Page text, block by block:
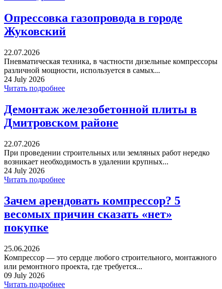
Опрессовка газопровода в городе
Жуковский
22.07.2026
Пневматическая техника, в частности дизельные компрессоры
различной мощности, используется в самых...
24 July 2026
Читать подробнее
Демонтаж железобетонной плиты в
Дмитровском районе
22.07.2026
При проведении строительных или земляных работ нередко
возникает необходимость в удалении крупных...
24 July 2026
Читать подробнее
Зачем арендовать компрессор? 5
весомых причин сказать «нет»
покупке
25.06.2026
Компрессор — это сердце любого строительного, монтажного
или ремонтного проекта, где требуется...
09 July 2026
Читать подробнее